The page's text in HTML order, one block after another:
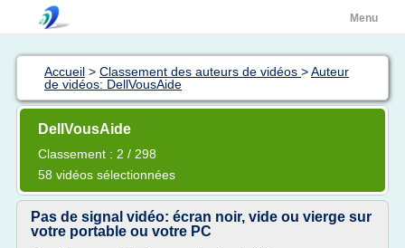
Menu
Accueil > Classement des auteurs de vidéos >Auteur
de vidéos: DellVousAide
DellVousAide
Classement : 2 / 298
58 vidéos sélectionnées
Pas de signal vidéo: écran noir, vide ou vierge sur
votre portable ou votre PC